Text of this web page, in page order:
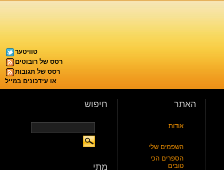
טוויטער
רסס של רובוטים
רסס של תגובות
או עידכונים במייל
האתר
אודות
השפמים שלי
הספרים הכי
טובים
חיפוש
מתי